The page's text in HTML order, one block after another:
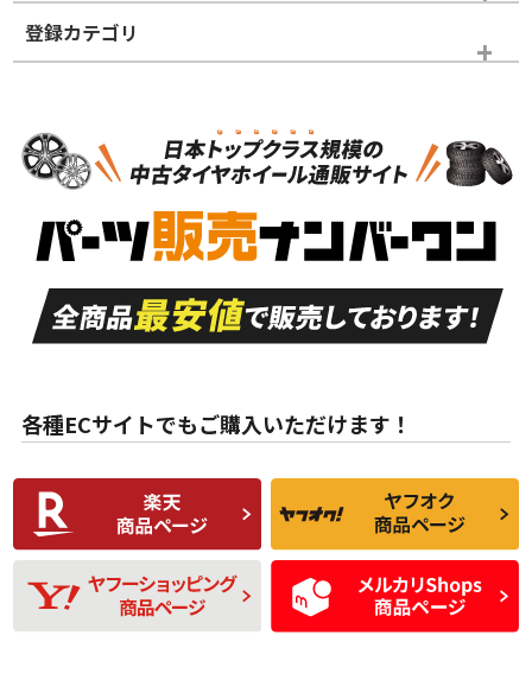
ホイールランク
S
品）
S
新車外し品（新古
付き
A
走行距離も少なく、
目立つ傷もほとんど
ない中古品
A
走行距離も少なく、
非常に状態の良い中
古品
な中古品
んどない中古品
C
比較的きれいな中古
品
C
られるが、使用に問
題のない中古品
D
使用感や目立つ傷が
あり、一般的な中古
品
D
残り溝も少なく、偏
磨耗がみられ、短期
間使用できるくらい
の中古品
登録カテゴリ
スタッドレスタイヤのみ
各種ECサイトでもご購入いただけます！